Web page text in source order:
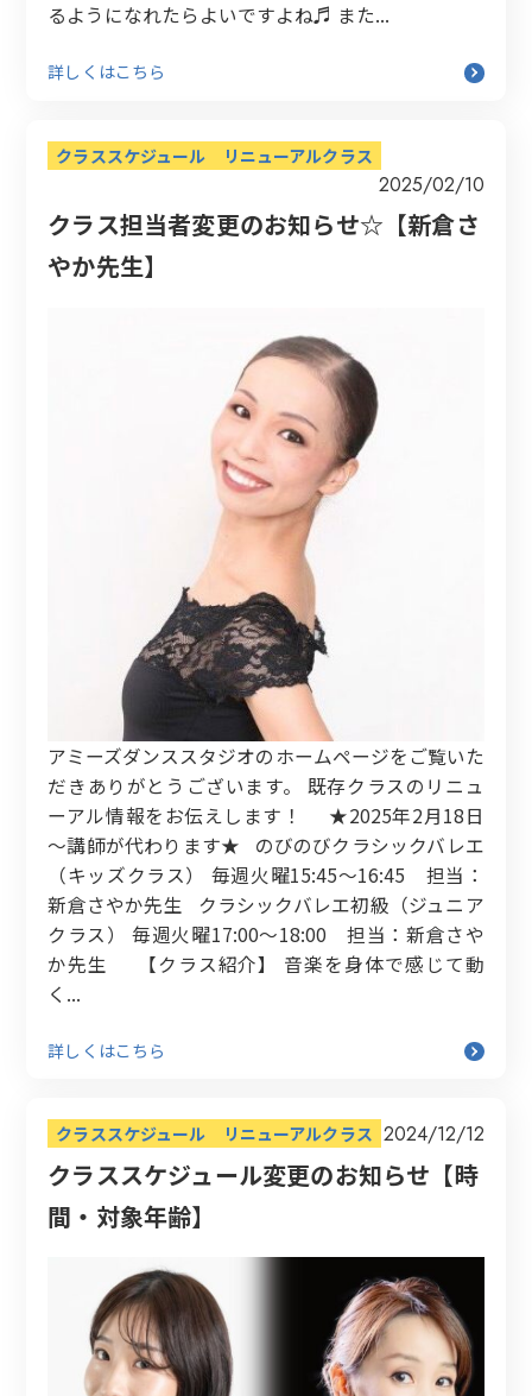
るようになれたらよいですよね♬ また...
詳しくはこちら
クラススケジュール リニューアルクラス
2025/02/10
クラス担当者変更のお知らせ☆【新倉さ
やか先生】
アミーズダンススタジオのホームページをご覧いた
だきありがとうございます。 既存クラスのリニュ
ーアル情報をお伝えします！ ★2025年2月18日
～講師が代わります★ のびのびクラシックバレエ
（キッズクラス） 毎週火曜15:45～16:45 担当：
新倉さやか先生 クラシックバレエ初級（ジュニア
クラス） 毎週火曜17:00～18:00 担当：新倉さや
か先生 【クラス紹介】 音楽を身体で感じて動
く...
詳しくはこちら
クラススケジュール リニューアルクラス 2024/12/12
クラススケジュール変更のお知らせ【時
間・対象年齢】